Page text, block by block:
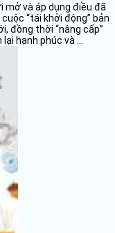
mở và áp dụng điều đã
“tái khởi động” bản
đồng thời “nâng cấp”
hạnh phúc và ...